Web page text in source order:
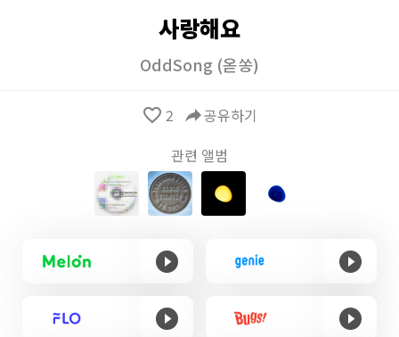
사랑해요
OddSong (옫쏭)
favorite_border 2 reply공유하기
관련 앨범